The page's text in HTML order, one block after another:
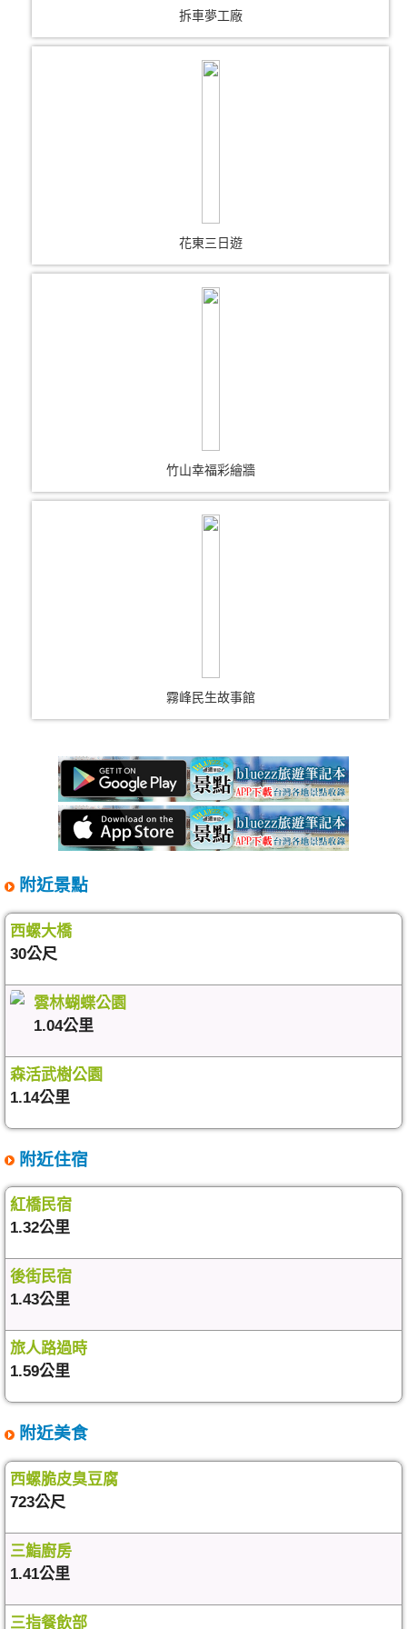
拆車夢工廠
花東三日遊
竹山幸福彩繪牆
霧峰民生故事館
附近景點
西螺大橋
30公尺
雲林蝴蝶公園
1.04公里
森活武樹公園
1.14公里
附近住宿
紅橋民宿
1.32公里
後街民宿
1.43公里
旅人路過時
1.59公里
附近美食
西螺脆皮臭豆腐
723公尺
三鮨廚房
1.41公里
三指餐飲部